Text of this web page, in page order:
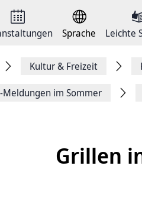
Sprache Leichte
Kultur & Freizeit
Meldungen im Sommer
Grillen